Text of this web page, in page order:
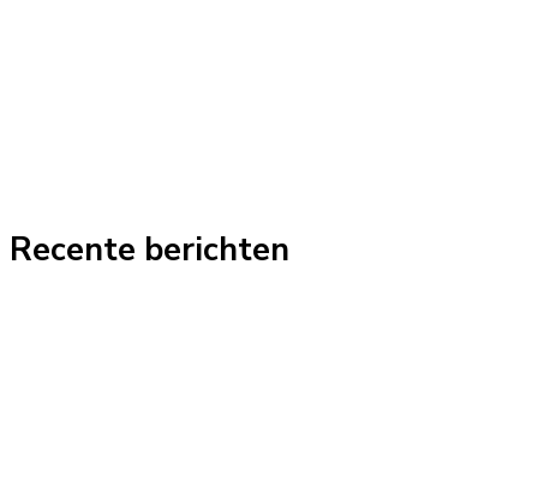
Recente berichten